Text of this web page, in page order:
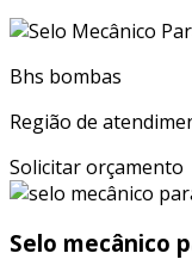
Bhs bombas
Região de
Solicitar orçamento
Selo mecânico